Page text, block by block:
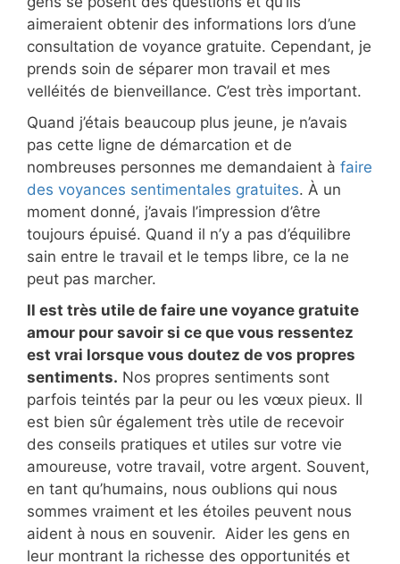
aimeraient obtenir des informations lors d’une
consultation de voyance gratuite. Cependant, je
prends soin de séparer mon travail et mes
velléités de bienveillance. C’est très important.
Quand j’étais beaucoup plus jeune, je n’avais
pas cette ligne de démarcation et de
nombreuses personnes me demandaient à faire
des voyances sentimentales gratuites. À un
moment donné, j’avais l’impression d’être
toujours épuisé. Quand il n’y a pas d’équilibre
sain entre le travail et le temps libre, ce la ne
peut pas marcher.
Il est très utile de faire une voyance gratuite
amour pour savoir si ce que vous ressentez
est vrai lorsque vous doutez de vos propres
sentiments. Nos propres sentiments sont
parfois teintés par la peur ou les vœux pieux. Il
est bien sûr également très utile de recevoir
des conseils pratiques et utiles sur votre vie
amoureuse, votre travail, votre argent. Souvent,
en tant qu’humains, nous oublions qui nous
sommes vraiment et les étoiles peuvent nous
aident à nous en souvenir. Aider les gens en
leur montrant la richesse des opportunités et